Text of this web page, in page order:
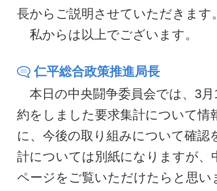
長からご説明させていただきます
私からは以上でございます。
仁平総合政策推進局長
本日の中央闘争委員会では、3月
約をしました要求集計について情
に、今後の取り組みについて確認
計については別紙になりますが、
ページをご覧いただけたらと思い